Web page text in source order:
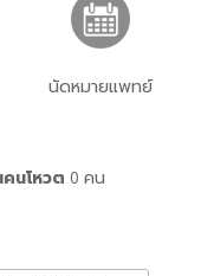
นัดหมายแพทย์
คนโหวต 0 คน